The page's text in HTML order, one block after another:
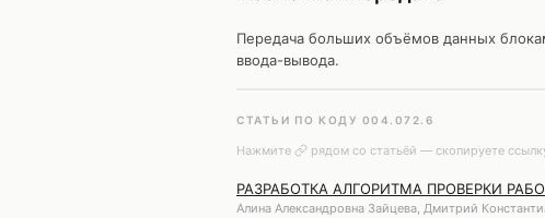
Передача больших объёмов данных
ввода-вывода.
СТАТЬИ ПО КОДУ 004.072.6
Нажмите
рядом со статьёй — скопируете
РАЗРАБОТКА АЛГОРИТМА ПРОВЕРКИ
Алина Александровна Зайцева, Дмитрий